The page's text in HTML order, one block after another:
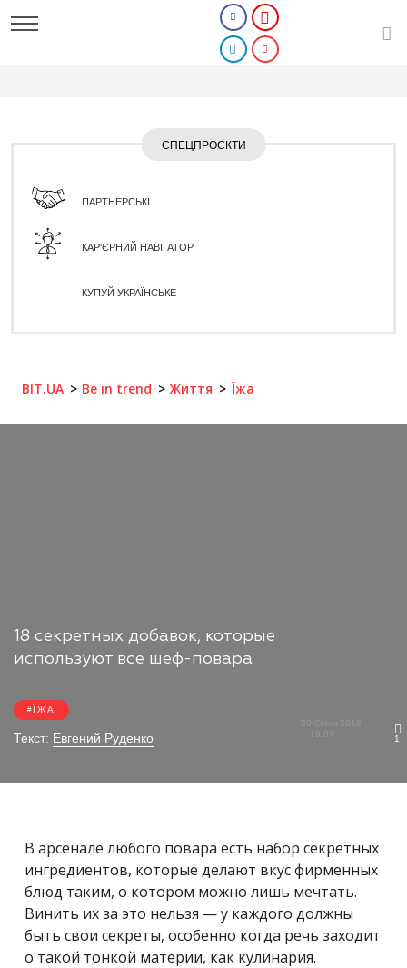
СПЕЦПРОЄКТИ
ПАРТНЕРСЬКІ
КАР'ЄРНИЙ НАВІГАТОР
КУПУЙ УКРАЇНСЬКЕ
BIT.UA Be in trend Життя Їжа
18 секретных добавок, которые
используют все шеф-повара
ЇЖА
Текст: Евгений Руденко
19:07
1
В арсенале любого повара есть набор секретных
ингредиентов, которые делают вкус фирменных
блюд таким, о котором можно лишь мечтать.
Винить их за это нельзя — у каждого должны
быть свои секреты, особенно когда речь заходит
о такой тонкой материи, как кулинария.